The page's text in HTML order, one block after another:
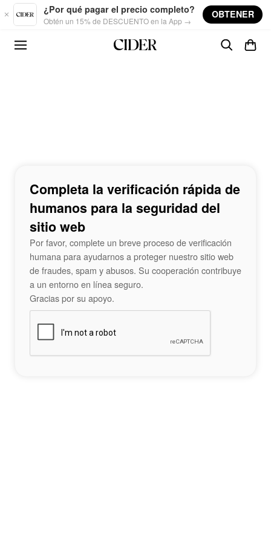
Skip to main content
¿Por qué pagar el precio completo?
Obtén un 15% de DESCUENTO en la App →
OBTENER
Completa la verificación rápida de
humanos para la seguridad del
sitio web
Por favor, complete un breve proceso de verificación
humana para ayudarnos a proteger nuestro sitio web
de fraudes, spam y abusos. Su cooperación contribuye
a un entorno en línea seguro.
Gracias por su apoyo.